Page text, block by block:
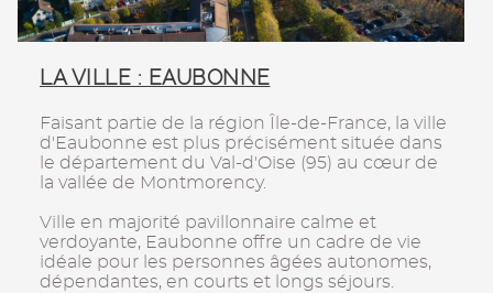
LA VILLE : EAUBONNE
Faisant partie de la région Île-de-France, la ville
d'Eaubonne est plus précisément située dans
le département du Val-d'Oise (95) au cœur de
la vallée de Montmorency.
Ville en majorité pavillonnaire calme et
verdoyante, Eaubonne offre un cadre de vie
idéale pour les personnes âgées autonomes,
dépendantes, en courts et longs séjours.